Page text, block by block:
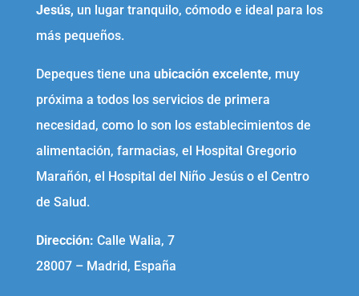
Jesús, un lugar tranquilo, cómodo e ideal para los
más pequeños.
Depeques tiene una ubicación excelente, muy
próxima a todos los servicios de primera
necesidad, como lo son los establecimientos de
alimentación, farmacias, el Hospital Gregorio
Marañón, el Hospital del Niño Jesús o el Centro
de Salud.
Dirección: Calle Walia, 7
28007 – Madrid, España